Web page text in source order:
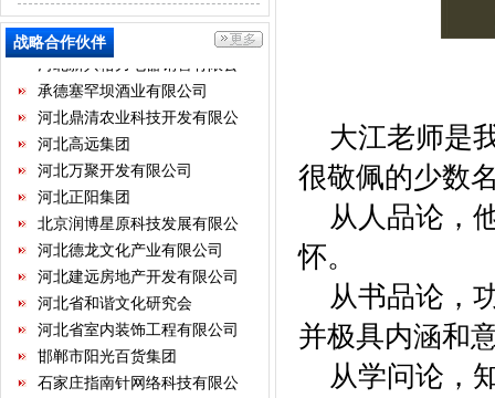
大江老师是
很敬佩的少数
从人品论，
怀。
从书品论，
并极具内涵和
从学问论，
江书学行草记
战略合作伙伴
内蒙古河北商会
河北新兴格力电器销售有限公
司
承德塞罕坝酒业有限公司
河北鼎清农业科技开发有限公
司
河北高远集团
河北万聚开发有限公司
河北正阳集团
北京润博星原科技发展有限公
司
河北德龙文化产业有限公司
河北建远房地产开发有限公司
河北省和谐文化研究会
河北省室内装饰工程有限公司
邯郸市阳光百货集团
石家庄指南针网络科技有限公
司